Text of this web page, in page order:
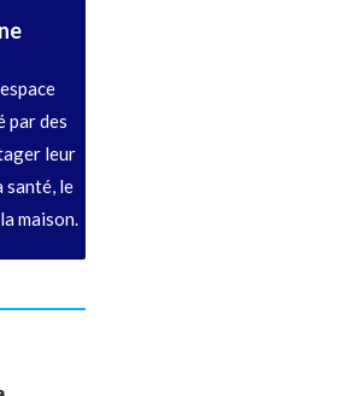
par des
leur
santé, le
maison.